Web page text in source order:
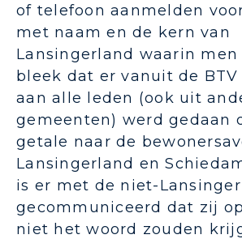
of telefoon aanmelden
met naam en de kern van
Lansingerland waarin men
bleek dat er vanuit de BTV
aan alle leden (ook uit
gemeenten) werd gedaan
getale naar de
Lansingerland en
is er met de niet-
gecommuniceerd dat zij
niet het woord zouden